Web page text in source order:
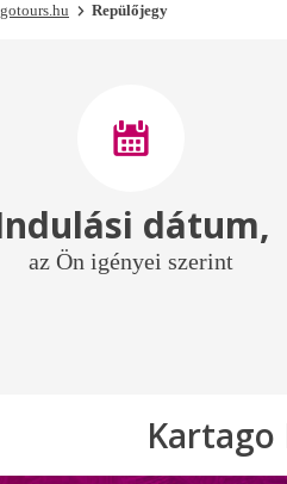
Repülőjegy
dátum,
az Ön igényei szerint